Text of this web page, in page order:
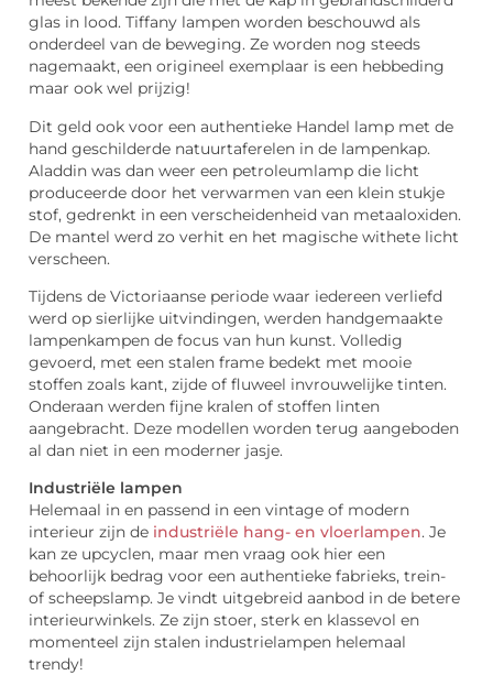
glas in lood. Tiffany lampen worden beschouwd als
onderdeel van de beweging. Ze worden nog steeds
nagemaakt, een origineel exemplaar is een hebbeding
maar ook wel prijzig!
Dit geld ook voor een authentieke Handel lamp met de
hand geschilderde natuurtaferelen in de lampenkap.
Aladdin was dan weer een ​​petroleumlamp die licht
produceerde door het verwarmen van een klein stukje
stof, gedrenkt in een verscheidenheid van metaaloxiden.
De mantel werd zo verhit en het magische withete licht
verscheen.
Tijdens de Victoriaanse periode waar iedereen verliefd
werd op sierlijke uitvindingen, werden handgemaakte
lampenkampen de focus van hun kunst. Volledig
gevoerd, met een stalen frame bedekt met mooie
stoffen zoals kant, zijde of fluweel invrouwelijke tinten.
Onderaan werden fijne kralen of stoffen linten
aangebracht. Deze modellen worden terug aangeboden
al dan niet in een moderner jasje.
Industriële lampen
Helemaal in en passend in een vintage of modern
interieur zijn de industriële hang- en vloerlampen. Je
kan ze upcyclen, maar men vraag ook hier een
behoorlijk bedrag voor een authentieke fabrieks, trein-
of scheepslamp. Je vindt uitgebreid aanbod in de betere
interieurwinkels. Ze zijn stoer, sterk en klassevol en
momenteel zijn stalen industrielampen helemaal
trendy!